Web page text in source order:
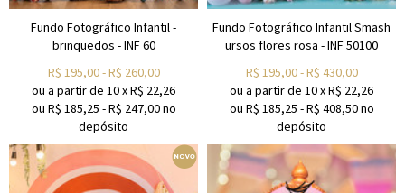
Fundo Fotográfico Infantil -
brinquedos - INF 60
R$ 195,00-R$ 260,00
ou a partir de 10xR$ 22,26
ou R$ 185,25 -R$ 247,00no
depósito
Fundo Fotográfico Infantil Smash
ursos flores rosa - INF 50100
R$ 195,00-R$ 430,00
ou a partir de 10xR$ 22,26
ou R$ 185,25 -R$ 408,50no
depósito